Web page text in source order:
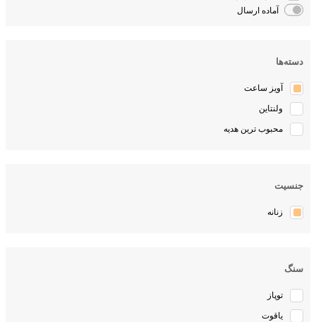
آماده ارسال
دسته‌ها
آویز ساعت
ولنتاین
محبوب ترین هدیه
جنسیت
زنانه
سنگ
توپاز
یاقوت